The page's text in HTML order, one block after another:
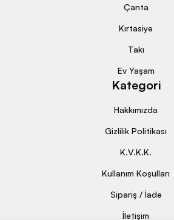
Çanta
Kırtasiye
Takı
Ev Yaşam
Kategori
Hakkımızda
Gizlilik Politikası
K.V.K.K.
Kullanım Koşulları
Sipariş / İade
İletişim